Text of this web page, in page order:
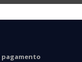
pagamento